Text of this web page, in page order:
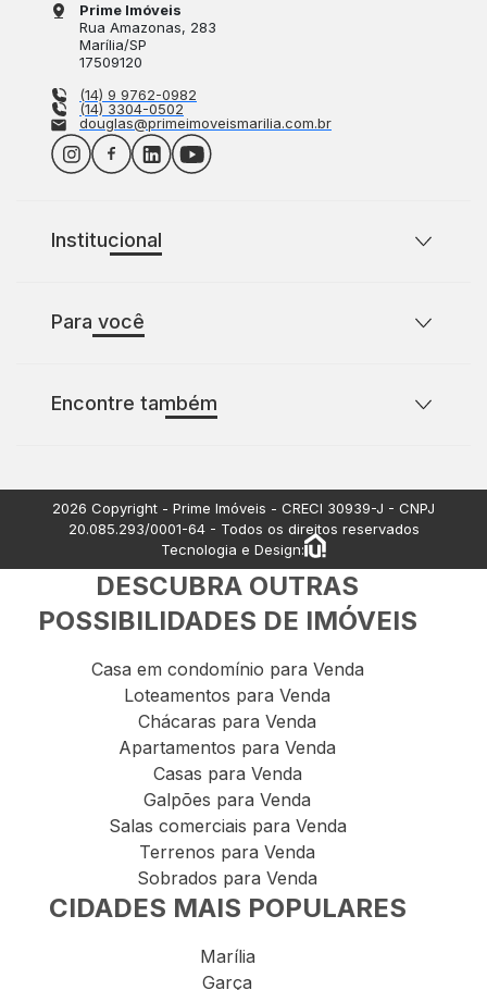
Prime Imóveis
Rua Amazonas, 283
Marília/SP
17509120
(14) 9 9762-0982
(14) 3304-0502
douglas@primeimoveismarilia.com.br
Institucional
Política de Privacidade
Para você
Casas para comprar com 3 quartos
Encontre também
Apartamentos à venda
2026 Copyright - Prime Imóveis - CRECI 30939-J - CNPJ
20.085.293/0001-64- Todos os direitos reservados
Tecnologia e Design:
DESCUBRA OUTRAS
POSSIBILIDADES DE IMÓVEIS
Casa em condomínio para Venda
Loteamentos para Venda
Chácaras para Venda
Apartamentos para Venda
Casas para Venda
Galpões para Venda
Salas comerciais para Venda
Terrenos para Venda
Sobrados para Venda
CIDADES MAIS POPULARES
Marília
Garça